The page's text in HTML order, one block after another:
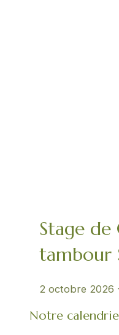
Stage
tambour
2 octobre 2026
Notre